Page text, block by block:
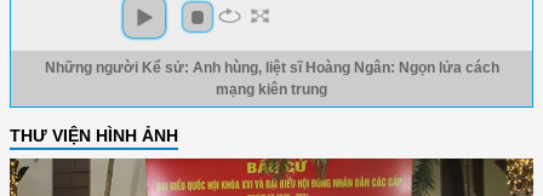
Những người Kể sử: Anh hùng, liệt sĩ Hoàng Ngân: Ngọn lửa cách
mạng kiên trung
THƯ VIỆN HÌNH ẢNH